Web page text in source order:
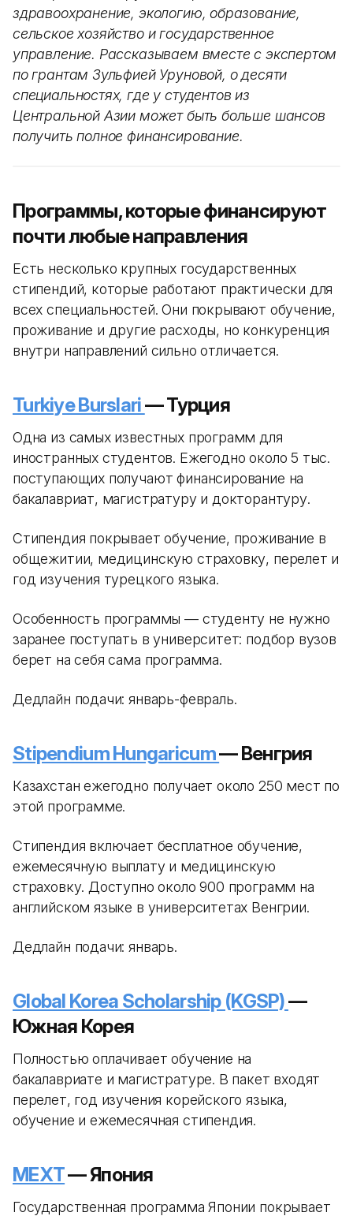
здравоохранение, экологию, образование,
сельское хозяйство и государственное
управление. Рассказываем вместе с экспертом
по грантам Зульфией Уруновой, о десяти
специальностях, где у студентов из
Центральной Азии может быть больше шансов
получить полное финансирование.
Программы, которые финансируют
почти любые направления
Есть несколько крупных государственных
стипендий, которые работают практически для
всех специальностей. Они покрывают обучение,
проживание и другие расходы, но конкуренция
внутри направлений сильно отличается.
Turkiye Burslari— Турция
Одна из самых известных программ для
иностранных студентов. Ежегодно около 5 тыс.
поступающих получают финансирование на
бакалавриат, магистратуру и докторантуру.
Стипендия покрывает обучение, проживание в
общежитии, медицинскую страховку, перелет и
год изучения турецкого языка.
Особенность программы — студенту не нужно
заранее поступать в университет: подбор вузов
берет на себя сама программа.
Дедлайн подачи: январь-февраль.
Stipendium Hungaricum— Венгрия
Казахстан ежегодно получает около 250 мест по
этой программе.
Стипендия включает бесплатное обучение,
ежемесячную выплату и медицинскую
страховку. Доступно около 900 программ на
английском языке в университетах Венгрии.
Дедлайн подачи: январь.
Global Korea Scholarship (KGSP)—
Южная Корея
Полностью оплачивает обучение на
бакалавриате и магистратуре. В пакет входят
перелет, год изучения корейского языка,
обучение и ежемесячная стипендия.
MEXT— Япония
Государственная программа Японии покрывает